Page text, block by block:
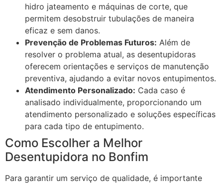
hidro jateamento e máquinas de corte, que
permitem desobstruir tubulações de maneira
eficaz e sem danos.
Prevenção de Problemas Futuros: Além de
resolver o problema atual, as desentupidoras
oferecem orientações e serviços de manutenção
preventiva, ajudando a evitar novos entupimentos.
Atendimento Personalizado: Cada caso é
analisado individualmente, proporcionando um
atendimento personalizado e soluções específicas
para cada tipo de entupimento.
Como Escolher a Melhor
Desentupidora no Bonfim
Para garantir um serviço de qualidade, é importante